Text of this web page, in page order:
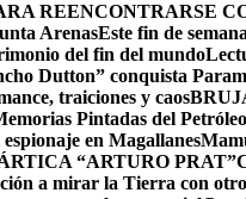
REENCONTRARSE
ArenasEste fin de
del fin del mundo
Dutton” conquista
traiciones y caos
Pintadas del
en Magallanes
“ARTURO PRAT”
a mirar la Tierra con